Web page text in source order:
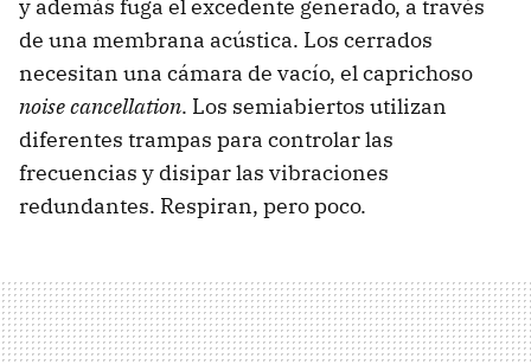
y además fuga el excedente generado, a través
de una membrana acústica. Los cerrados
necesitan una cámara de vacío, el caprichoso
noise cancellation. Los semiabiertos utilizan
diferentes trampas para controlar las
frecuencias y disipar las vibraciones
redundantes. Respiran, pero poco.